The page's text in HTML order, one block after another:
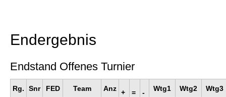
Endergebnis
Endstand Offenes Turnier
Rg. Snr FED Team Anz + = - Wtg1 Wtg2
Wtg3